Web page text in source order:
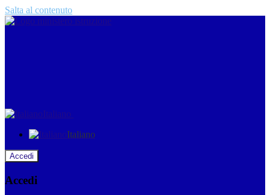
Salta al contenuto
Italiano
Italiano
Accedi
Accedi